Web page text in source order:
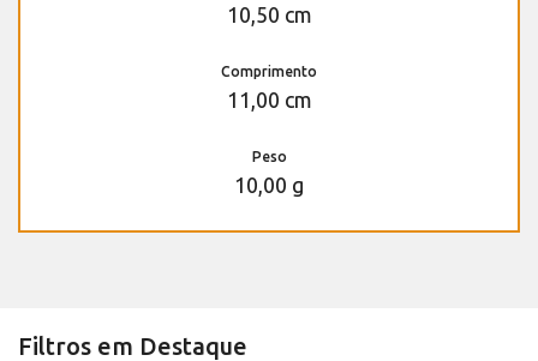
10,50 cm
Comprimento
11,00 cm
Peso
10,00 g
Filtros em Destaque